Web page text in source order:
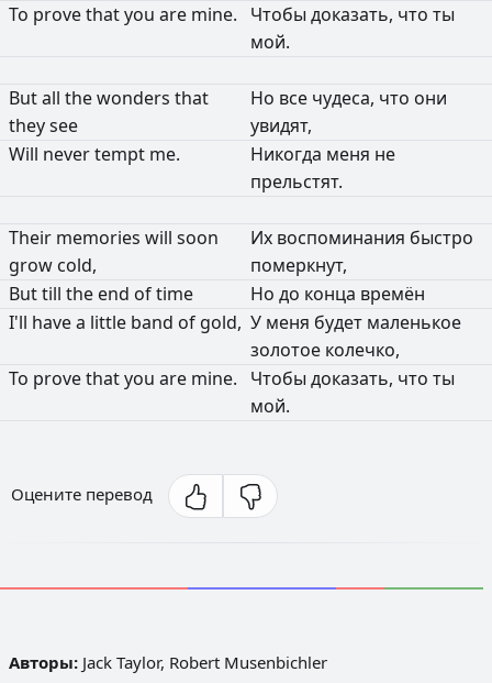
To provethatyou are mine. Чтобы доказать, что ты
мой.
Butall thewonders that
theysee
Но все чудеса, что они
увидят,
Will nevertempt me. Никогда меня не
прельстят.
Their memories will soon
grow cold,
Их воспоминания быстро
померкнут,
Buttill the end oftime Но до конца времён
I'll havea little band of gold, У меня будет маленькое
золотое колечко,
To provethatyou are mine. Чтобы доказать, что ты
мой.
Оцените перевод
Авторы: Jack Taylor, Robert Musenbichler